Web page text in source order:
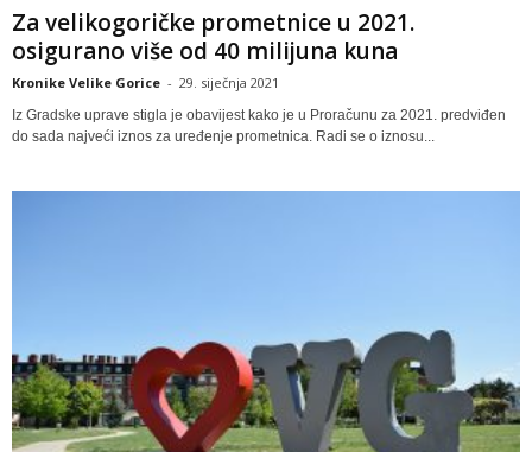
Za velikogoričke prometnice u 2021.
osigurano više od 40 milijuna kuna
Kronike Velike Gorice - 29. siječnja 2021
Iz Gradske uprave stigla je obavijest kako je u Proračunu za 2021. predviđen
do sada najveći iznos za uređenje prometnica. Radi se o iznosu...